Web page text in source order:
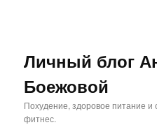
Личный блог
Боежовой
Похудение, здоровое питание
фитнес.